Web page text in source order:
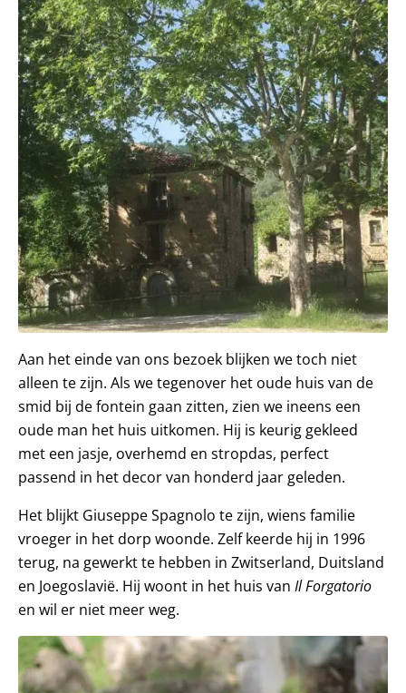
Aan het einde van ons bezoek blijken we toch niet
alleen te zijn. Als we tegenover het oude huis van de
smid bij de fontein gaan zitten, zien we ineens een
oude man het huis uitkomen. Hij is keurig gekleed
met een jasje, overhemd en stropdas, perfect
passend in het decor van honderd jaar geleden.
Het blijkt Giuseppe Spagnolo te zijn, wiens familie
vroeger in het dorp woonde. Zelf keerde hij in 1996
terug, na gewerkt te hebben in Zwitserland, Duitsland
en Joegoslavië. Hij woont in het huis van Il Forgatorio
en wil er niet meer weg.